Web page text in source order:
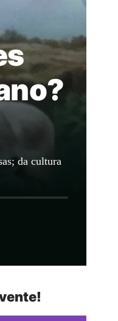
da cultura